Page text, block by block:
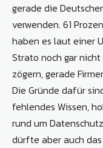
gerade die
verwenden. 61
haben es laut einer
Strato noch gar
zögern, gerade
Die Gründe dafür
fehlendes Wissen,
rund um
dürfte aber auch